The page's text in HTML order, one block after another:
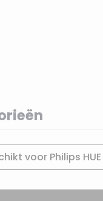
voor Philips HUE